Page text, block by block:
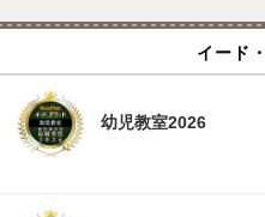
イード
幼児教室2026